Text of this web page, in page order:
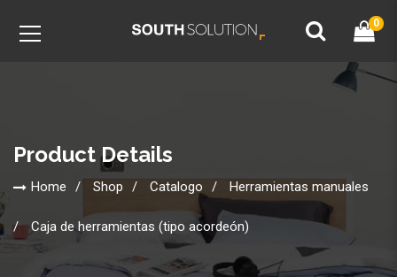
0
Product Details
Home Shop Catalogo Herramientas manuales
Caja de herramientas (tipo acordeón)